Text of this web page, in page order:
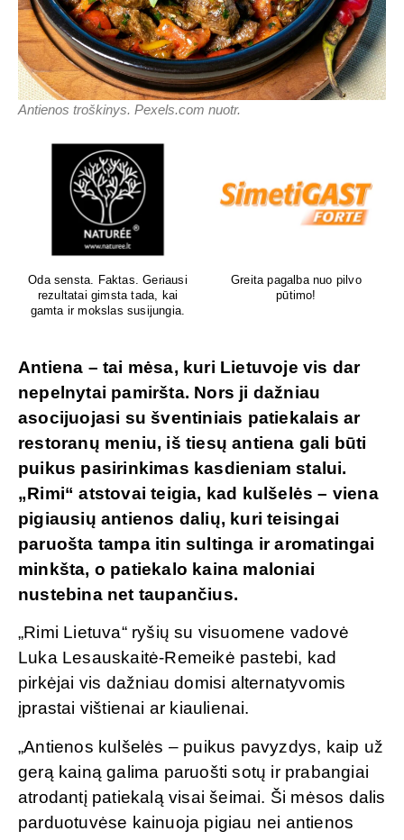
Antienos troškinys. Pexels.com nuotr.
Oda sensta. Faktas. Geriausi
rezultatai gimsta tada, kai
gamta ir mokslas susijungia.
Greita pagalba nuo pilvo
pūtimo!
Antiena – tai mėsa, kuri Lietuvoje vis dar
nepelnytai pamiršta. Nors ji dažniau
asocijuojasi su šventiniais patiekalais ar
restoranų meniu, iš tiesų antiena gali būti
puikus pasirinkimas kasdieniam stalui.
„Rimi“ atstovai teigia, kad kulšelės – viena
pigiausių antienos dalių, kuri teisingai
paruošta tampa itin sultinga ir aromatingai
minkšta, o patiekalo kaina maloniai
nustebina net taupančius.
„Rimi Lietuva“ ryšių su visuomene vadovė
Luka Lesauskaitė-Remeikė pastebi, kad
pirkėjai vis dažniau domisi alternatyvomis
įprastai vištienai ar kiaulienai.
„Antienos kulšelės – puikus pavyzdys, kaip už
gerą kainą galima paruošti sotų ir prabangiai
atrodantį patiekalą visai šeimai. Ši mėsos dalis
parduotuvėse kainuoja pigiau nei antienos